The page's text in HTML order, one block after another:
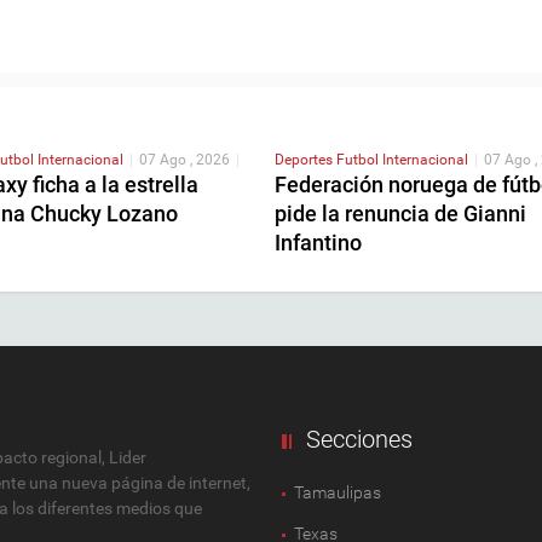
Internacional | 07 Ago , 2026 |
ficha a la estrella
Chucky Lozano
Deportes Futbol Internacional | 07 Ago ,
Federación noruega de
pide la renuncia de Gianni
Infantino
regional, Lider
una nueva página de internet,
los diferentes medios que
Secciones
Tamaulipas
Texas